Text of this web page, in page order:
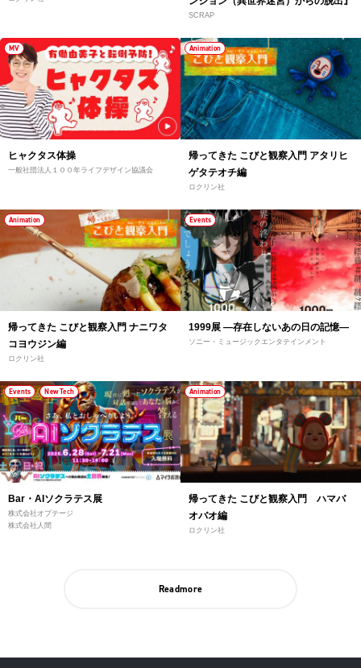
SCRAP
MV
ヒャクタス体操
一般社団法人１００年ライフデザイン協議会
Animation
帰ってきた こびと観察入門 アタリヒ
ゲタテオチ編
ロクリン社
Animation
帰ってきた こびと観察入門 ナニワタ
コヨウジン編
ロクリン社
Events
1999展 ―存在しないあの日の記憶―
ソニー・ミュージックエンタテインメント
Events New Tech
Bar・AIソクラテス展
株式会社オプテージ
株式会社人間
Animation
帰ってきた こびと観察入門 ハマバ
オバオ編
ロクリン社
Readmore